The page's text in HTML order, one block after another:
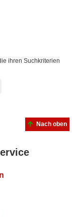
ihren Suchkriterien
Nach oben